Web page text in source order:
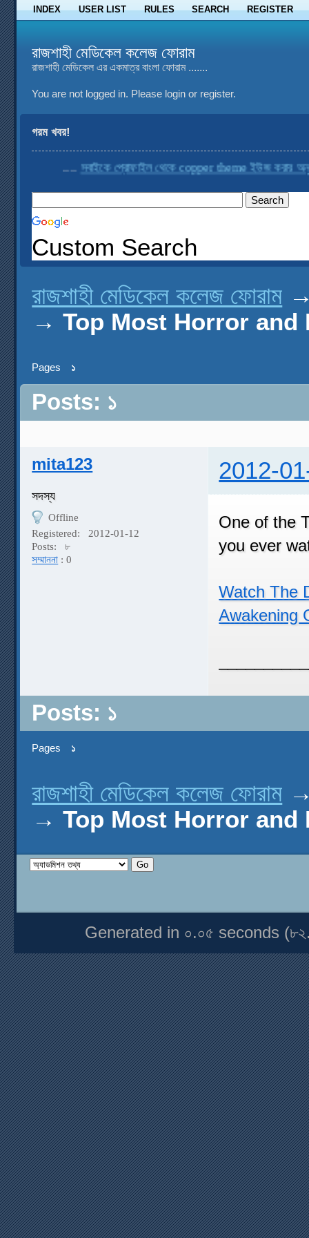
INDEX USER LIST RULES SEARCH REGISTER
রাজশাহী মেডিকেল কলেজ ফোরাম
রাজশাহী মেডিকেল এর একমাত্র বাংলা ফোরাম .......
You are not logged in. Please login or register.
গরম খবর!
....সবাইকে প্রোফাইল থেকে copper theme ইউজ করার
Custom Search
রাজশাহী মেডিকেল কলেজ ফোরাম
→Top Most Horror and
Pages ১
Posts: ১
mita123 2012-
সদস্য
Offline
Registered:
2012-01-12
Posts:
৮
সম্মাননা : 0
One of the
you ever
Watch The
Awakening
Posts: ১
Pages ১
রাজশাহী মেডিকেল কলেজ ফোরাম
→Top Most Horror and
Generated in ০.০৫ seconds